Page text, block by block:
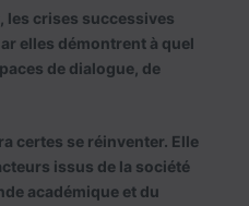
les crises successives
elles démontrent à quel
de dialogue, de
certes se réinventer. Elle
issus de la société
académique et du